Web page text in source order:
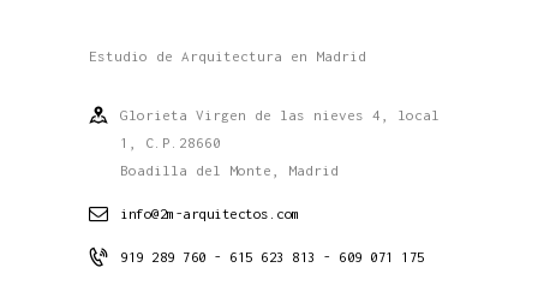
Estudio de Arquitectura en Madrid
Glorieta Virgen de las nieves 4, local
1, C.P.28660
Boadilla del Monte, Madrid
info@2m-arquitectos.com
919 289 760 - 615 623 813 - 609 071 175